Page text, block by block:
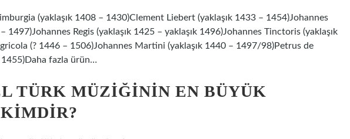
(yaklaşık 1408 – 1430)Clement Liebert (yaklaşık 1433 – 1454)Johannes
1497)Johannes Regis (yaklaşık 1425 – yaklaşık 1496)Johannes Tinctoris (yaklaşık
(? 1446 – 1506)Johannes Martini (yaklaşık 1440 – 1497/98)Petrus de
1455)Daha fazla ürün…
TÜRK MÜZIĞININ EN BÜYÜK